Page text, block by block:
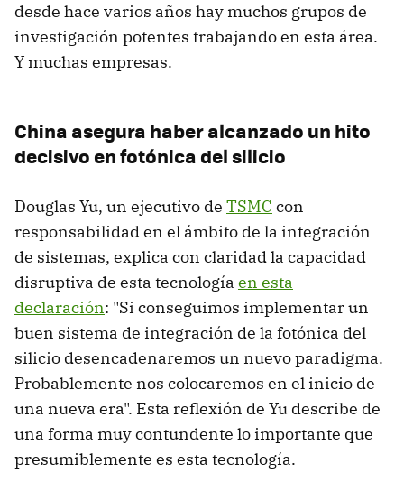
desde hace varios años hay muchos grupos de
investigación potentes trabajando en esta área.
Y muchas empresas.
China asegura haber alcanzado un hito
decisivo en fotónica del silicio
Douglas Yu, un ejecutivo de TSMC con
responsabilidad en el ámbito de la integración
de sistemas, explica con claridad la capacidad
disruptiva de esta tecnología en esta
declaración: "Si conseguimos implementar un
buen sistema de integración de la fotónica del
silicio desencadenaremos un nuevo paradigma.
Probablemente nos colocaremos en el inicio de
una nueva era". Esta reflexión de Yu describe de
una forma muy contundente lo importante que
presumiblemente es esta tecnología.